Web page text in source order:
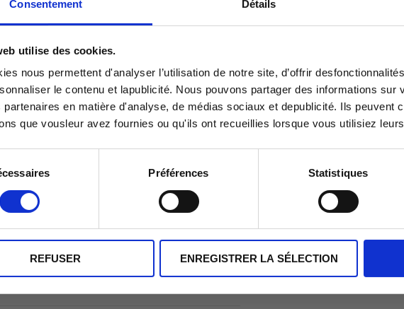
Consentement Détails
utilise des cookies.
nous permettent d'analyser l’utilisation de notre site, d’offrir
le contenu et lapublicité. Nous pouvons partager des informations sur
partenaires en matière d'analyse, de médias sociaux et depublicité. Ils peuvent
que vousleur avez fournies ou qu'ils ont recueillies lorsque vous utilisiez
Préférences Statistiques
REFUSER ENREGISTRER LA SÉLECTION
CIM!
Ne ratez rien des études sur l'audience
et sur la consommation des médias
en Belgique réalisées par le CIM.
Radio